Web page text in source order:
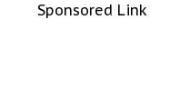
Sponsored Link